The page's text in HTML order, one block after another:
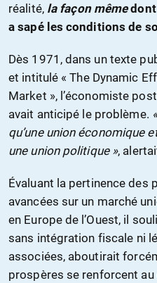
réalité, la façon mêmedont
a sapé les conditions de
Dès 1971, dans un texte
et intitulé « The Dynamic
Market », l’économiste
avait anticipé le problème.
qu’une union économique
une union politique »,
Évaluant la pertinence des
avancées sur un marché
en Europe de l’Ouest, il
sans intégration fiscale ni
associées, aboutirait
prospères se renforcent